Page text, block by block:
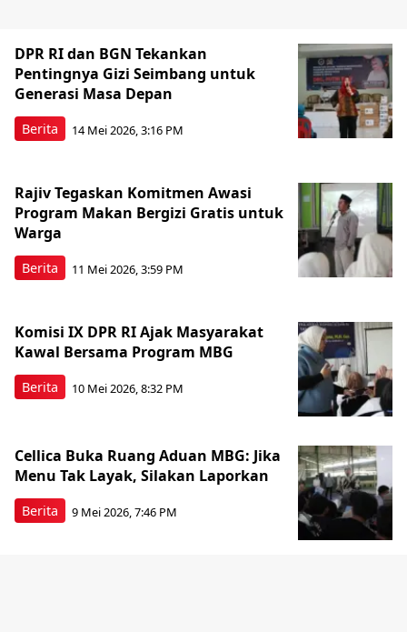
Berita
DPR RI dan BGN Tekankan
Pentingnya Gizi Seimbang untuk
Generasi Masa Depan
14 Mei 2026, 3:16 PM
Berita
Rajiv Tegaskan Komitmen Awasi
Program Makan Bergizi Gratis untuk
Warga
11 Mei 2026, 3:59 PM
Berita
Komisi IX DPR RI Ajak Masyarakat
Kawal Bersama Program MBG
10 Mei 2026, 8:32 PM
Berita
Cellica Buka Ruang Aduan MBG: Jika
Menu Tak Layak, Silakan Laporkan
9 Mei 2026, 7:46 PM